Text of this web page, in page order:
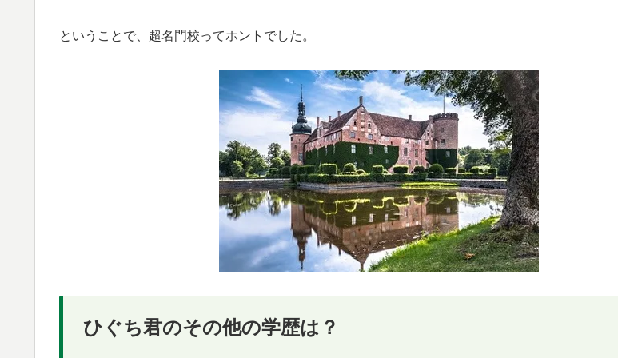
ということで、超名門校ってホントでした。
ひぐち君のその他の学歴は？